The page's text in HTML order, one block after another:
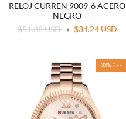
RELOJ CURREN 9009-6 ACERO
NEGRO
$51.38 USD
$34.24 USD
33% OFF